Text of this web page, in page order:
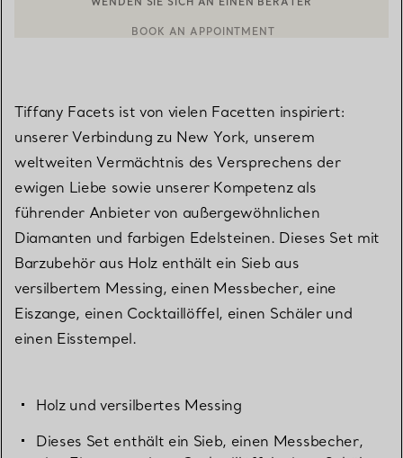
Tiffany Facets ist von vielen Facetten inspiriert:
unserer Verbindung zu New York, unserem
weltweiten Vermächtnis des Versprechens der
ewigen Liebe sowie unserer Kompetenz als
führender Anbieter von außergewöhnlichen
Diamanten und farbigen Edelsteinen. Dieses Set mit
Barzubehör aus Holz enthält ein Sieb aus
versilbertem Messing, einen Messbecher, eine
Eiszange, einen Cocktaillöffel, einen Schäler und
einen Eisstempel.
Holz und versilbertes Messing
Dieses Set enthält ein Sieb, einen Messbecher,